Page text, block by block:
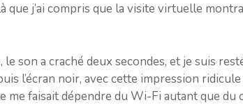
que j’ai compris que la visite virtuelle
son a craché deux secondes, et je suis
l’écran noir, avec cette impression ridicule
me faisait dépendre du Wi-Fi autant que du